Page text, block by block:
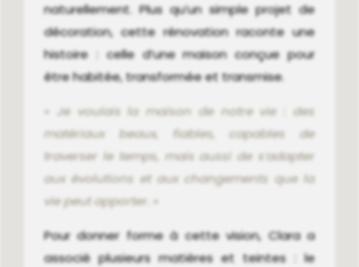
naturellement. Plus qu’un simple projet de
décoration, cette rénovation raconte une
histoire : celle d’une maison conçue pour
être habitée, transformée et transmise.
« Je voulais la maison de notre vie : des
matériaux beaux, fiables, capables de
traverser le temps, mais aussi de s’adapter
aux évolutions et aux changements que la
vie peut apporter. »
Pour donner forme à cette vision, Clara a
associé plusieurs matières et teintes : le